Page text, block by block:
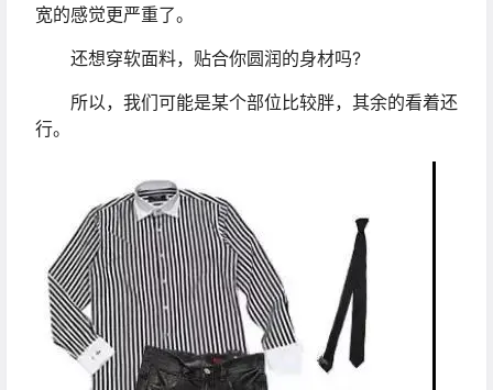
宽的感觉更严重了。
还想穿软面料，贴合你圆润的身材吗?
所以，我们可能是某个部位比较胖，其余的看着还
行。